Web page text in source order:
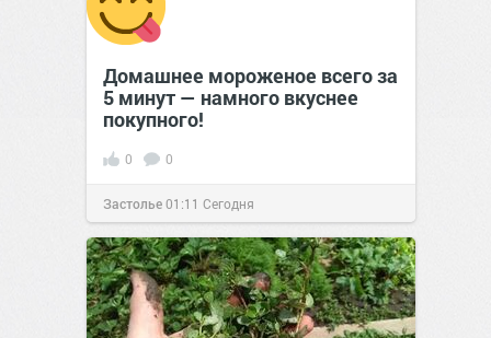
Домашнее мороженое всего за
5 минут — намного вкуснее
покупного!
0 0
Застолье01:11 Сегодня